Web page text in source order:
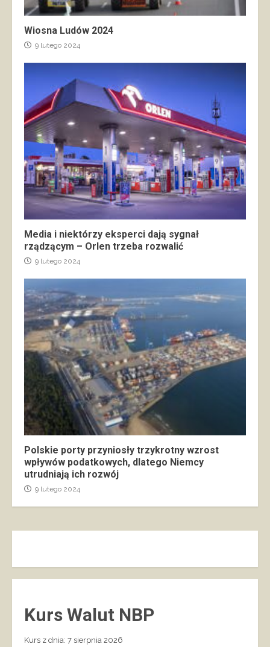
Wiosna Ludów 2024
9 lutego 2024
Media i niektórzy eksperci dają sygnał
rządzącym – Orlen trzeba rozwalić
9 lutego 2024
Polskie porty przyniosły trzykrotny wzrost
wpływów podatkowych, dlatego Niemcy
utrudniają ich rozwój
9 lutego 2024
Kurs Walut NBP
Kurs z dnia: 7 sierpnia 2026